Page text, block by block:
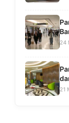
24
21